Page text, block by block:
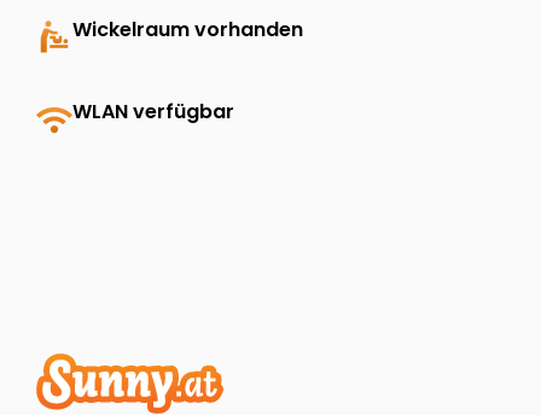
baby_changing_stationWickelraum vorhanden
wifiWLAN verfügbar